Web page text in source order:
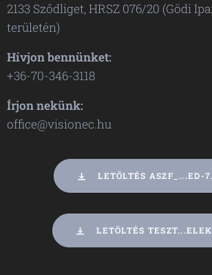
2133 Sződliget, HRSZ 076/20 (Gödi
területén)
Hívjon bennünket:
+36-70-346-3118
Írjon nekünk:
office@visionec.hu
LETÖLTÉS ASZF_...ED-
LETÖLTÉS